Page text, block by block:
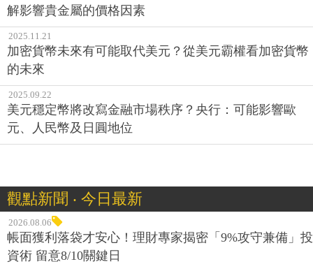
解影響貴金屬的價格因素
2025.11.21
加密貨幣未來有可能取代美元？從美元霸權看加密貨幣
的未來
2025.09.22
美元穩定幣將改寫金融市場秩序？央行：可能影響歐
元、人民幣及日圓地位
觀點新聞 ‧ 今日最新
2026.08.06
帳面獲利落袋才安心！理財專家揭密「9%攻守兼備」投
資術 留意8/10關鍵日